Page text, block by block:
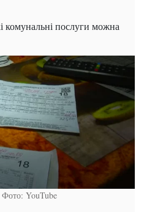
комунальні послуги можна
YouTube